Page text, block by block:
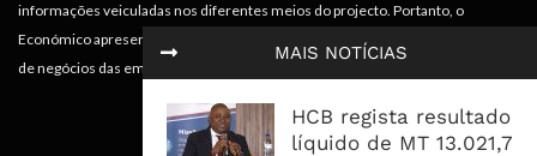
MAIS NOTÍCIAS
HCB regista resultado
líquido de MT 13.021,7
informações veiculadas nos diferentes meios do projecto. Portanto, o
Económico apresenta valências importantes para os objectivos institucionais e
de negócios das empresas.